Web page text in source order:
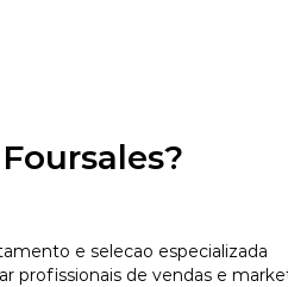
e selecao especializada
profissionais de vendas e